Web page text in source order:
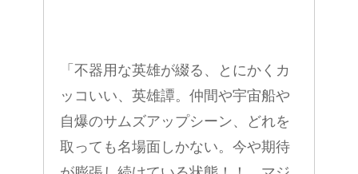
「不器用な英雄が綴る、とにかくカ
ッコいい、英雄譚。仲間や宇宙船や
自爆のサムズアップシーン、どれを
取っても名場面しかない。今や期待